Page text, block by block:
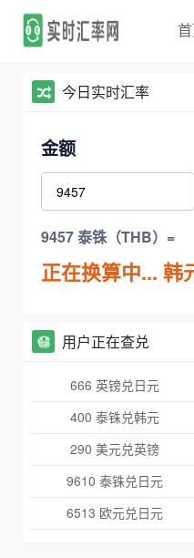
今日实时汇率
金额
9457 泰铢（THB）=
正在换算中... 韩
用户正在查兑
666 英镑兑日元
400 泰铢兑韩元
290 美元兑英镑
9610 泰铢兑日元
6513 欧元兑日元